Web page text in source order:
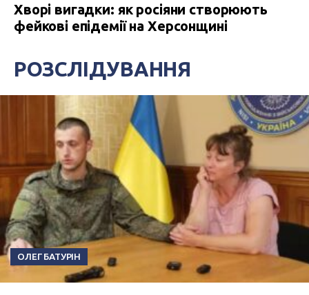
Хворі вигадки: як росіяни створюють
фейкові епідемії на Херсонщині
РОЗСЛІДУВАННЯ
ОЛЕГ БАТУРІН